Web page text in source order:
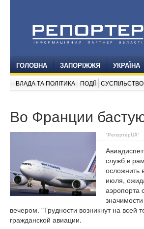
ГОЛОВНА ЗАПОРІЖЖЯ УКРАЇНА
ВЛАДА ТА ПОЛІТИКА ПОДІЇ СУСПІЛЬСТВО
Во Франции
"РепортерUA"
служб в
осложнить
июля,
аэропорта
вечером. "Трудности возникнут на всей
гражданской авиации.